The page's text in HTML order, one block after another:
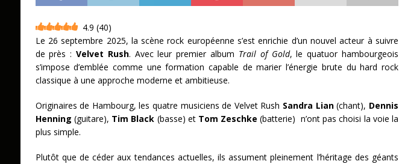
4.9 (40)
Le 26 septembre 2025, la scène rock européenne s’est enrichie d’un nouvel acteur à suivre
de près :Velvet Rush. Avec leur premier album Trail of Gold, le quatuor hambourgeois
s’impose d’emblée comme une formation capable de marier l’énergie brute du hard rock
classique à une approche moderne et ambitieuse.
Originaires de Hambourg, les quatre musiciens de Velvet Rush Sandra Lian(chant), Dennis
Henning (guitare), Tim Black (basse) et Tom Zeschke (batterie) n’ont pas choisi la voie la
plus simple.
Plutôt que de céder aux tendances actuelles, ils assument pleinement l’héritage des géants